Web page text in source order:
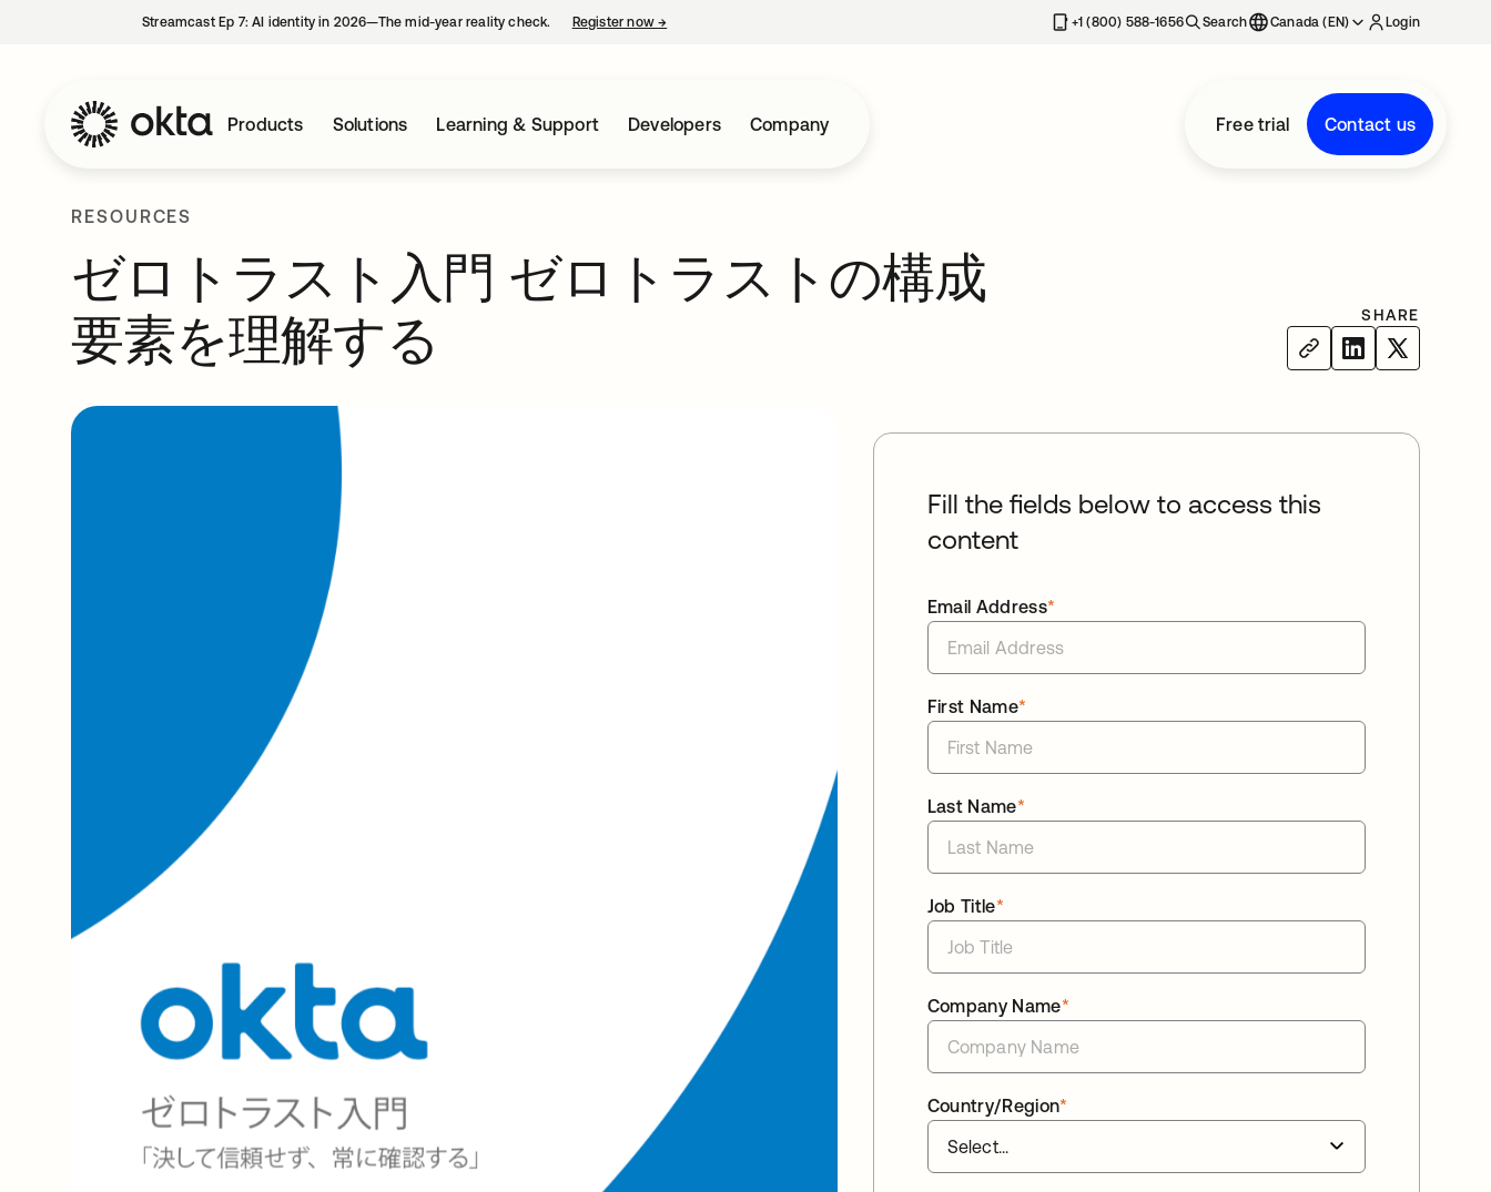
Streamcast Ep 7: AI identity in 2026—The mid-year reality check. Register now→ +1 (800) 588-1656 Search Canada (EN) Login
Products Solutions Learning & Support Developers Company Free trial Contact us
RESOURCES
ゼロトラスト入門 ゼロトラストの構成
要素を理解する
SHARE
Fill the fields below to access this
content
*
Email Address
*
First Name
*
Last Name
*
Job Title
*
Company Name
*
Country/Region